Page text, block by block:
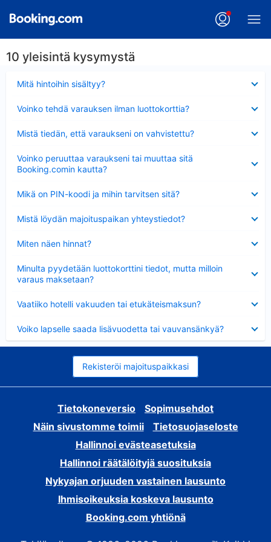
10 yleisintä kysymystä
Mitä hintoihin sisältyy?
Voinko tehdä varauksen ilman luottokorttia?
Mistä tiedän, että varaukseni on vahvistettu?
Voinko peruuttaa varaukseni tai muuttaa sitä
Booking.comin kautta?
Mikä on PIN-koodi ja mihin tarvitsen sitä?
Mistä löydän majoituspaikan yhteystiedot?
Miten näen hinnat?
Minulta pyydetään luottokorttini tiedot, mutta milloin
varaus maksetaan?
Vaatiiko hotelli vakuuden tai etukäteismaksun?
Voiko lapselle saada lisävuodetta tai vauvansänkyä?
Rekisteröi majoituspaikkasi
Tietokoneversio
Sopimusehdot
Näin sivustomme toimii
Tietosuojaseloste
Hallinnoi evästeasetuksia
Hallinnoi räätälöityjä suosituksia
Nykyajan orjuuden vastainen lausunto
Ihmisoikeuksia koskeva lausunto
Booking.com yhtiönä